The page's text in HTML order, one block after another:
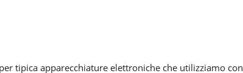
tipica apparecchiature elettroniche che utilizziamo con